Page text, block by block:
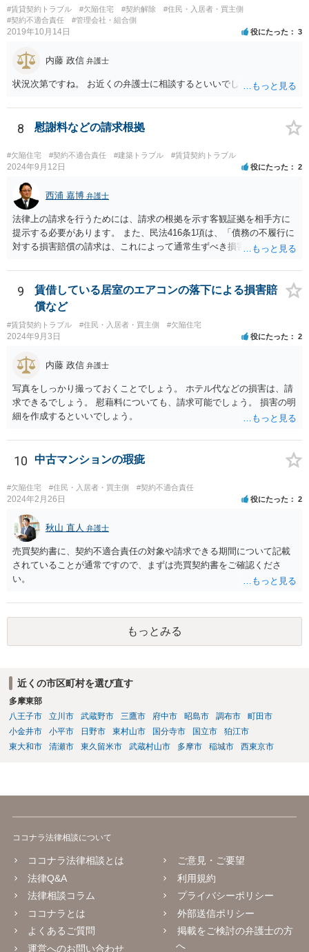
#賃貸契約トラブル #欠陥住宅 #契約解除
#住民・入居者・買主側
#契約不適合責任
#管理会社・組合側
2019年10月14日 役にたった 3
内藤 政信 弁護士
状況次第ですね。 お近くの弁護士に相談するといいでしょう。
8 慰謝料などの請求根拠
#欠陥住宅 #契約不適合責任 #建築トラブル #賃貸契約トラブル
2024年9月12日 役にたった 2
西浦 嘉博 弁護士
法律上の請求を行うためには、請求の根拠を示す客観証拠を相手方に
提示する必要があります。 また、民法416条1項は、「債務の不履行に
対する損害賠償の請求は、これによって通常生ずべき損害の賠償をさ
求が「通常生ずべき損害」の範囲に該当することを主張・疎明してい
く必要があります。 まず行うべきは、領収書などの損害を直接的に証
明する資料の準備。 次に該当の損害項目が、法律上の損害賠償請求の
範囲に該当することを疎明する前例（判例等）を調査するという形に
なると思われます。 相談者さんが自身で行うことが困難であれば、最
寄りの法律事務所に相談に行かれることをお勧めします。
9
賃借している居室のエアコンの落下による損害賠
償など
#賃貸契約トラブル #住民・入居者・買主側 #欠陥住宅
2024年9月3日 役にたった 2
内藤 政信 弁護士
写真をしっかり撮っておくことでしょう。 ホテル代などの損害は、請
求できるでしょう。 慰藉料についても、請求可能でしょう。 損害の明
細を作成するといいでしょう。
10 中古マンションの瑕疵
#欠陥住宅 #住民・入居者・買主側 #契約不適合責任
2024年2月26日 役にたった 2
秋山 直人 弁護士
売買契約書に、契約不適合責任の対象や請求できる期間について記載
されていることが通常ですので、まずは売買契約書をご確認くださ
い。
もっとみる
近くの市区町村を選び直す
多摩東部
八王子市
立川市 武蔵野市 三鷹市 府中市 昭島市 調布市
町田市
小金井市
小平市 日野市 東村山市 国分寺市 国立市
狛江市
東大和市
清瀬市 東久留米市 武蔵村山市 多摩市 稲城市 西東京市
ココナラ法律相談について
ココナラ法律相談とは
法律Q&A
法律相談コラム
ココナラとは
よくあるご質問
運営へのお問い合わせ
ご意見・ご要望
利用規約
プライバシーポリシー
外部送信ポリシー
掲載をご検討の弁護士の方
へ